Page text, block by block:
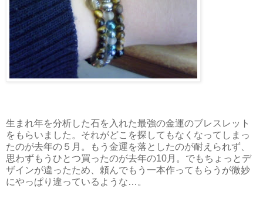
生まれ年を分析した石を入れた最強の金運のブレスレット
をもらいました。それがどこを探してもなくなってしまっ
たのが去年の５月。もう金運を落としたのが耐えられず、
思わずもうひとつ買ったのが去年の10月。でもちょっとデ
ザインが違ったため、頼んでもう一本作ってもらうが微妙
にやっぱり違っているような…。